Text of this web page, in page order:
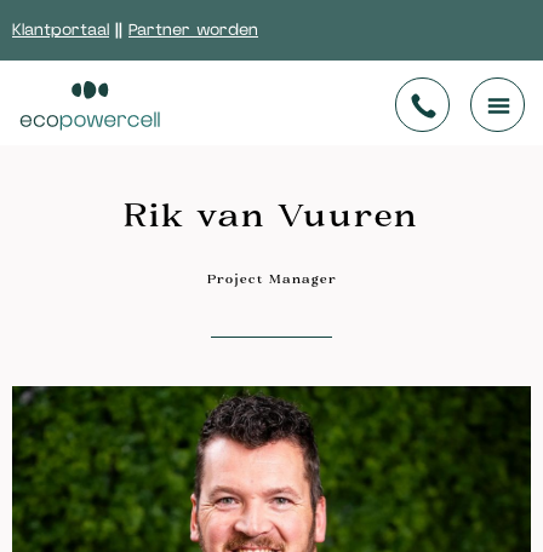
Klantportaal || Partner worden
Rik van Vuuren
Project Manager